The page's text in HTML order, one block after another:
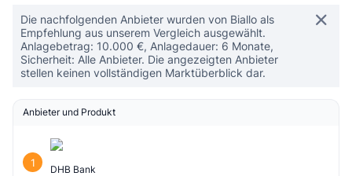
Die nachfolgenden Anbieter wurden von Biallo als
Empfehlung aus unserem Vergleich ausgewählt.
Anlagebetrag: 10.000 €, Anlagedauer: 6 Monate,
Sicherheit: Alle Anbieter. Die angezeigten Anbieter
stellen keinen vollständigen Marktüberblick dar.
Anbieter und Produkt
1
DHB Bank